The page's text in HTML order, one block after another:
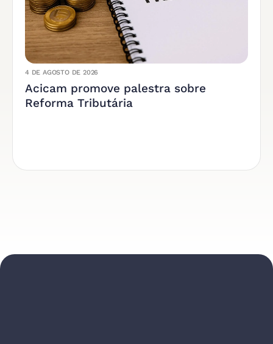
4 DE AGOSTO DE 2026
Acicam promove palestra sobre
Reforma Tributária